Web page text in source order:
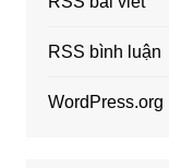
RSS bình luận
WordPress.org